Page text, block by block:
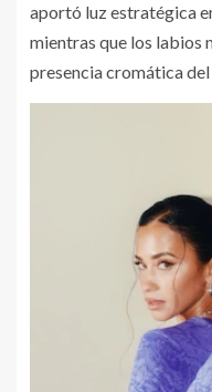
aportó luz estratégica
mientras que los labios
presencia cromática